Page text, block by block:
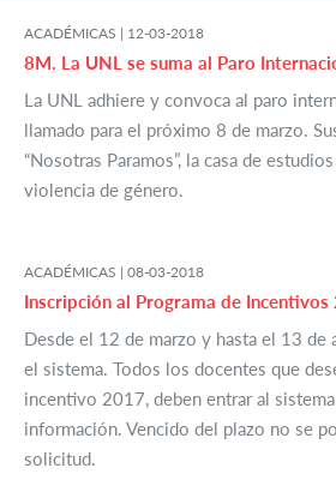
ACADÉMICAS | 12-03-2018
8M. La UNL se suma al Paro
La UNL adhiere y convoca al paro
llamado para el próximo 8 de marzo.
“Nosotras Paramos”, la casa de
violencia de género.
ACADÉMICAS | 08-03-2018
Inscripción al Programa de Incentivos
Desde el 12 de marzo y hasta el 13 de
el sistema. Todos los docentes que
incentivo 2017, deben entrar al
información. Vencido del plazo no se
solicitud.